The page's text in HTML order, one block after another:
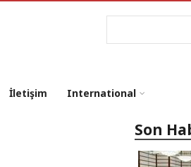
Ara
İletişim International
Son